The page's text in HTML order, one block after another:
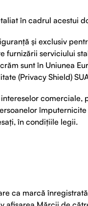
în cadrul acestui
și exclusiv
furnizării serviciului
sunt în Uniunea
(Privacy Shield)
comerciale,
în condițiile legii.
ca marcă